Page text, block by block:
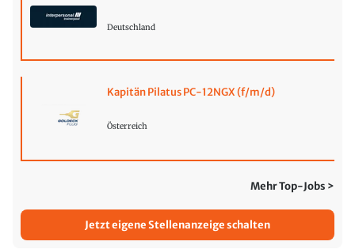
Deutschland
Kapitän Pilatus PC-12NGX (f/m/d)
Österreich
Mehr Top-Jobs >
Jetzt eigene Stellenanzeige schalten